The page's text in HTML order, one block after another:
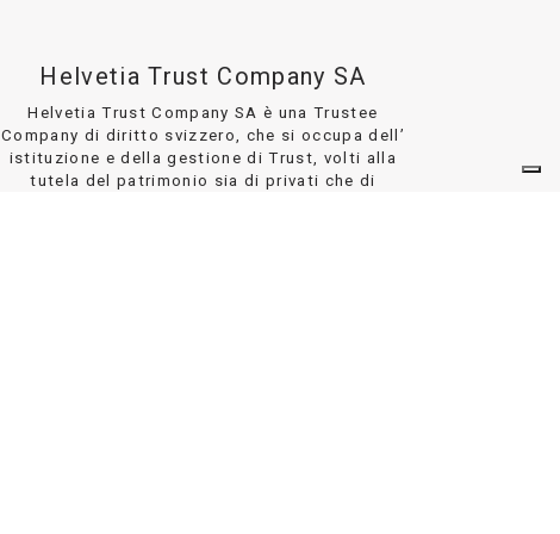
Helvetia Trust Company SA
Helvetia Trust Company SA è una Trustee
Company di diritto svizzero, che si occupa dell’
istituzione e della gestione di Trust, volti alla
tutela del patrimonio sia di privati che di